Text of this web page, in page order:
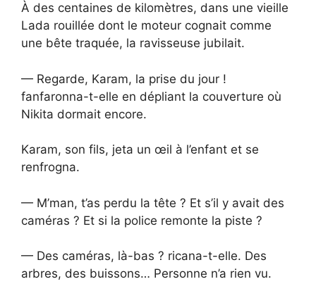
À des centaines de kilomètres, dans une vieille
Lada rouillée dont le moteur cognait comme
une bête traquée, la ravisseuse jubilait.
— Regarde, Karam, la prise du jour !
fanfaronna-t-elle en dépliant la couverture où
Nikita dormait encore.
Karam, son fils, jeta un œil à l’enfant et se
renfrogna.
— M’man, t’as perdu la tête ? Et s’il y avait des
caméras ? Et si la police remonte la piste ?
— Des caméras, là-bas ? ricana-t-elle. Des
arbres, des buissons… Personne n’a rien vu.